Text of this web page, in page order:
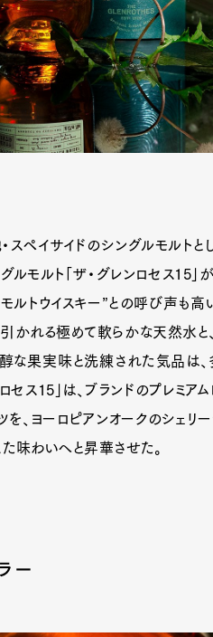
スペイサイドのシングルモルトと
ルモルト「ザ・グレンロセス15
ルトウイスキー”との呼び声も高
かれる極めて軟らかな天然水と
な果実味と洗練された気品は
セス15」は、ブランドのプレミア
を、ヨーロピアンオークのシェ
味わいへと昇華させた。
ー